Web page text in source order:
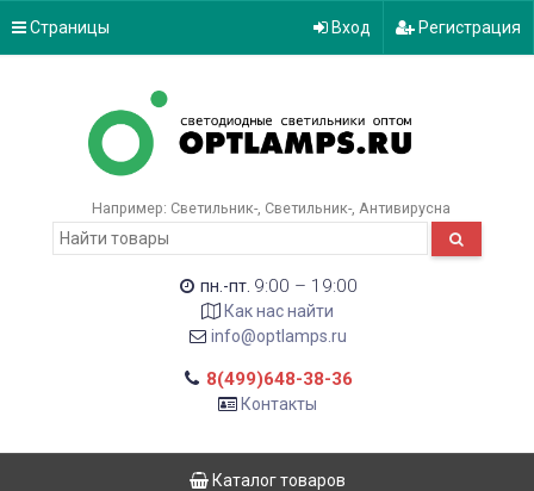
Страницы Вход Регистрация
Например: Светильник- Светильник- Антивирусна
пн.-пт. 9:00 – 19:00
Как нас найти
info@optlamps.ru
8(499)648-38-36
Контакты
Каталог товаров